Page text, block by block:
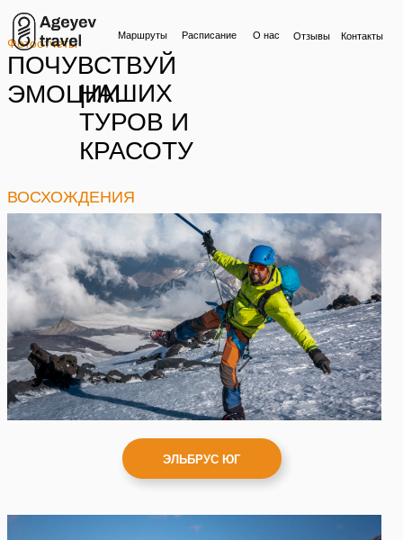
Маршруты
ЭЛЬБРУС ЮГ
Фотоотчеты
НАШИХ
ТУРОВ И
КРАСОТУ
ПОЧУВСТВУЙ
ЭМОЦИИ
ВОСХОЖДЕНИЯ